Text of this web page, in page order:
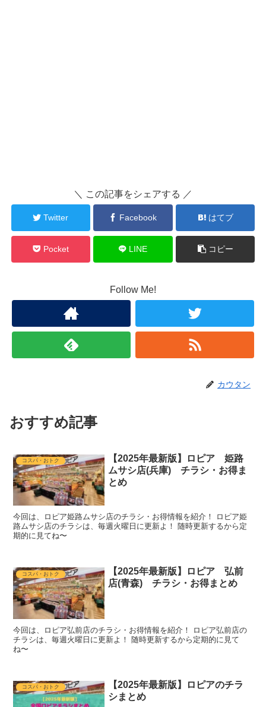
＼ この記事をシェアする ／
Twitter Facebook はてブ
Pocket LINE コピー
Follow Me!
カウタン
おすすめ記事
コスパ・おトク
【2025年最新版】ロピア 姫路
ムサシ店(兵庫) チラシ・お得ま
とめ
今回は、ロピア姫路ムサシ店のチラシ・お得情報を紹介！ ロピア姫
路ムサシ店のチラシは、毎週火曜日に更新よ！ 随時更新するから定
期的に見てね〜
コスパ・おトク
【2025年最新版】ロピア 弘前
店(青森) チラシ・お得まとめ
今回は、ロピア弘前店のチラシ・お得情報を紹介！ ロピア弘前店の
チラシは、毎週火曜日に更新よ！ 随時更新するから定期的に見て
ね〜
コスパ・おトク
【2025年最新版】ロピアのチラ
シまとめ